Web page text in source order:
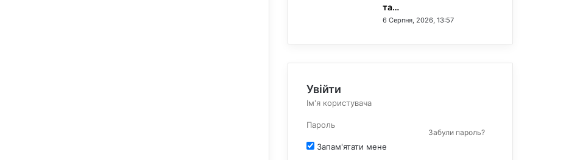
та…
6 Серпня, 2026, 13:57
Увійти
Забули пароль?
Запам'ятати мене